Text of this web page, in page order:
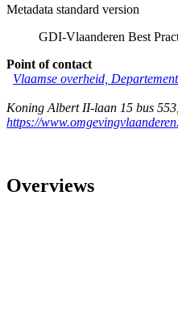
Metadata standard version
GDI-Vlaanderen Best
Point of contact
Vlaamse overheid,
Koning Albert II-laan 15 bus 553
https://
Overviews